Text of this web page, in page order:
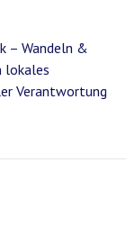
– Wandeln &
lokales
Verantwortung